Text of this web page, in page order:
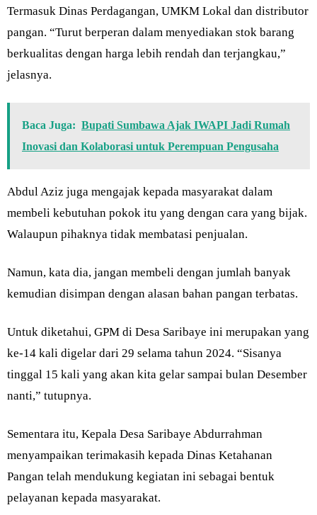
Termasuk Dinas Perdagangan, UMKM Lokal dan distributor
pangan. “Turut berperan dalam menyediakan stok barang
berkualitas dengan harga lebih rendah dan terjangkau,”
jelasnya.
Baca Juga: Bupati Sumbawa Ajak IWAPI Jadi Rumah
Inovasi dan Kolaborasi untuk Perempuan Pengusaha
Abdul Aziz juga mengajak kepada masyarakat dalam
membeli kebutuhan pokok itu yang dengan cara yang bijak.
Walaupun pihaknya tidak membatasi penjualan.
Namun, kata dia, jangan membeli dengan jumlah banyak
kemudian disimpan dengan alasan bahan pangan terbatas.
Untuk diketahui, GPM di Desa Saribaye ini merupakan yang
ke-14 kali digelar dari 29 selama tahun 2024. “Sisanya
tinggal 15 kali yang akan kita gelar sampai bulan Desember
nanti,” tutupnya.
Sementara itu, Kepala Desa Saribaye Abdurrahman
menyampaikan terimakasih kepada Dinas Ketahanan
Pangan telah mendukung kegiatan ini sebagai bentuk
pelayanan kepada masyarakat.